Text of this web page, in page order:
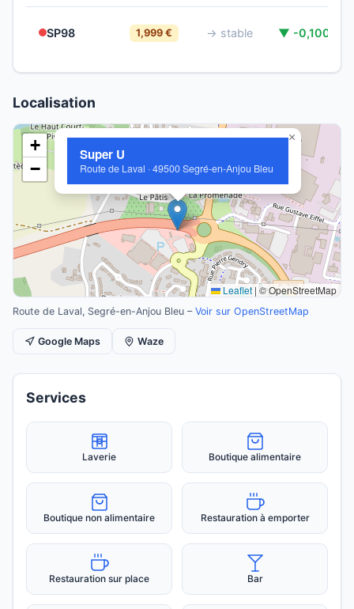
SP98 1,999 € → stable ▼ -0,100 €
Localisation
Super U
Route de Laval · 49500 Segré-en-Anjou Bleu
×
+
−
Leaflet |© OpenStreetMap
Route de Laval, Segré-en-Anjou Bleu – Voir sur OpenStreetMap
Google Maps Waze
Services
Laverie Boutique alimentaire
Boutique non alimentaire Restauration à emporter
Restauration sur place Bar